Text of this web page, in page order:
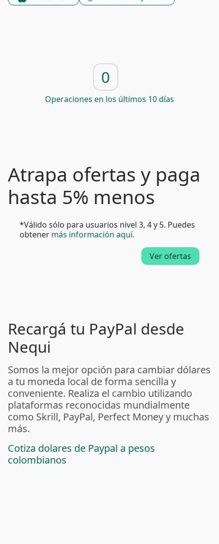
0
Operaciones en los últimos 10 días
Atrapa ofertas y paga
hasta 5% menos
*Válido sólo para usuarios nivel 3, 4 y 5. Puedes
obtener más información aquí.
Ver ofertas
Recargá tu PayPal desde
Nequi
Somos la mejor opción para cambiar dólares
a tu moneda local de forma sencilla y
conveniente. Realiza el cambio utilizando
plataformas reconocidas mundialmente
como Skrill, PayPal, Perfect Money y muchas
más.
Cotiza dolares de Paypal a pesos
colombianos